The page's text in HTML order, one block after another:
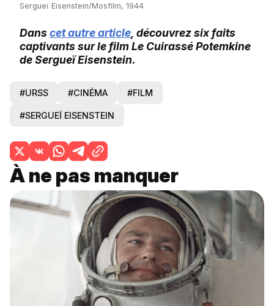
Sergueï Eisenstein/Mosfilm, 1944
Danscet autre article, découvrez six faits
captivants sur le film Le Cuirassé Potemkine
de Sergueï Eisenstein.
#URSS #CINÉMA #FILM
#SERGUEÏ EISENSTEIN
À ne pas manquer